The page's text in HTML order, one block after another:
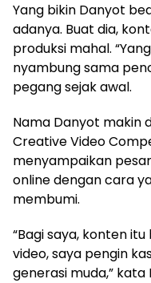
Yang bikin Danyot
adanya. Buat dia,
produksi mahal.
nyambung sama
pegang sejak awal.
Nama Danyot makin
Creative Video
menyampaikan
online dengan cara
membumi.
“Bagi saya, konten
video, saya pengin
generasi muda,” kata